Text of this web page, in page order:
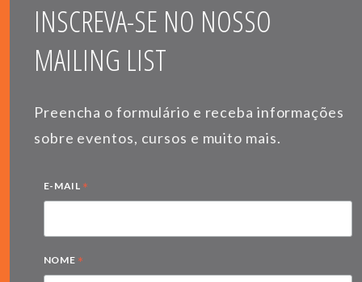
INSCREVA-SE NO NOSSO
MAILING LIST
Preencha o formulário e receba informações
sobre eventos, cursos e muito mais.
E-MAIL *
NOME *